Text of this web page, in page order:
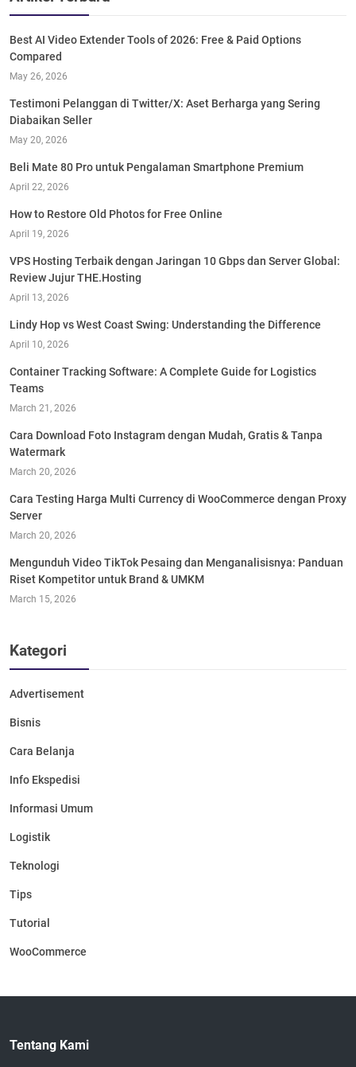
Best AI Video Extender Tools of 2026: Free & Paid Options
Compared
May 26, 2026
Testimoni Pelanggan di Twitter/X: Aset Berharga yang Sering
Diabaikan Seller
May 20, 2026
Beli Mate 80 Pro untuk Pengalaman Smartphone Premium
April 22, 2026
How to Restore Old Photos for Free Online
April 19, 2026
VPS Hosting Terbaik dengan Jaringan 10 Gbps dan Server Global:
Review Jujur THE.Hosting
April 13, 2026
Lindy Hop vs West Coast Swing: Understanding the Difference
April 10, 2026
Container Tracking Software: A Complete Guide for Logistics
Teams
March 21, 2026
Cara Download Foto Instagram dengan Mudah, Gratis & Tanpa
Watermark
March 20, 2026
Cara Testing Harga Multi Currency di WooCommerce dengan Proxy
Server
March 20, 2026
Mengunduh Video TikTok Pesaing dan Menganalisisnya: Panduan
Riset Kompetitor untuk Brand & UMKM
March 15, 2026
Kategori
Advertisement
Bisnis
Cara Belanja
Info Ekspedisi
Informasi Umum
Logistik
Teknologi
Tips
Tutorial
WooCommerce
Tentang Kami